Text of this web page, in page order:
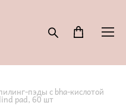
пэды с bha-кислотой
pad, 60 шт